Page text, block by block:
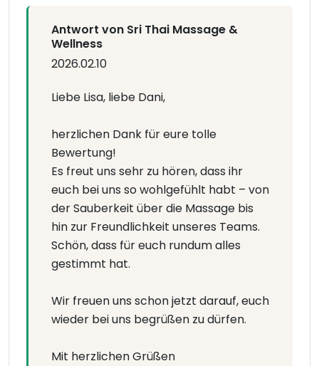
Antwort von Sri Thai Massage &
Wellness
2026.02.10
Liebe Lisa, liebe Dani,
herzlichen Dank für eure tolle
Bewertung!
Es freut uns sehr zu hören, dass ihr
euch bei uns so wohlgefühlt habt – von
der Sauberkeit über die Massage bis
hin zur Freundlichkeit unseres Teams.
Schön, dass für euch rundum alles
gestimmt hat.
Wir freuen uns schon jetzt darauf, euch
wieder bei uns begrüßen zu dürfen.
Mit herzlichen Grüßen